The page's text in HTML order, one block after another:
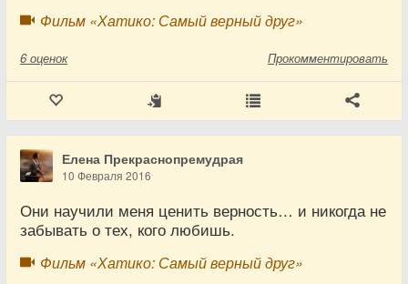
Фильм «Хатико: Самый верный друг»
6 оценок Прокомментировать
Елена Прекраснопремудрая
10 Февраля 2016
Они научили меня ценить верность… и никогда не
забывать о тех, кого любишь.
Фильм «Хатико: Самый верный друг»